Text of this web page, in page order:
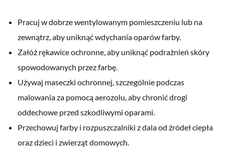
Pracuj w dobrze wentylowanym pomieszczeniu lub na
zewnątrz, aby uniknąć wdychania oparów farby.
Załóż rękawice ochronne, aby uniknąć podrażnień skóry
spowodowanych przez farbę.
Używaj maseczki ochronnej, szczególnie podczas
malowania za pomocą aerozolu, aby chronić drogi
oddechowe przed szkodliwymi oparami.
Przechowuj farby i rozpuszczalniki z dala od źródeł ciepła
oraz dzieci i zwierząt domowych.